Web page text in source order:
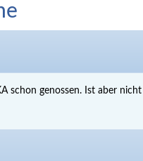
schon genossen. Ist aber